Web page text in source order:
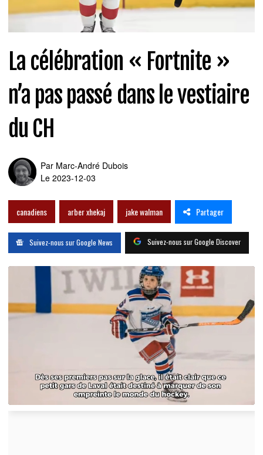
La célébration « Fortnite »
n’a pas passé dans le vestiaire
du CH
Par Marc-André Dubois
Le 2023-12-03
canadiens arber xhekaj jake walman Partager
Suivez-nous sur Google News Suivez-nous sur Google Discover